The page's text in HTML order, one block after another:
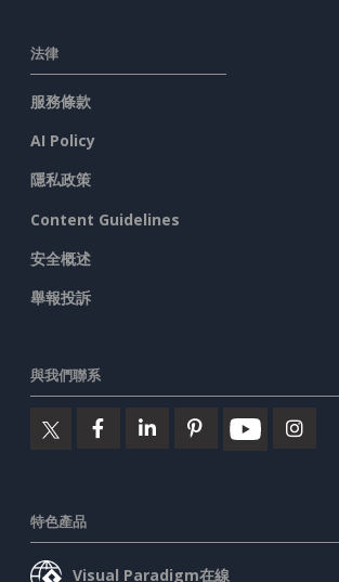
法律
服務條款
AI Policy
隱私政策
Content Guidelines
安全概述
舉報投訴
與我們聯系
特色產品
Visual Paradigm在線